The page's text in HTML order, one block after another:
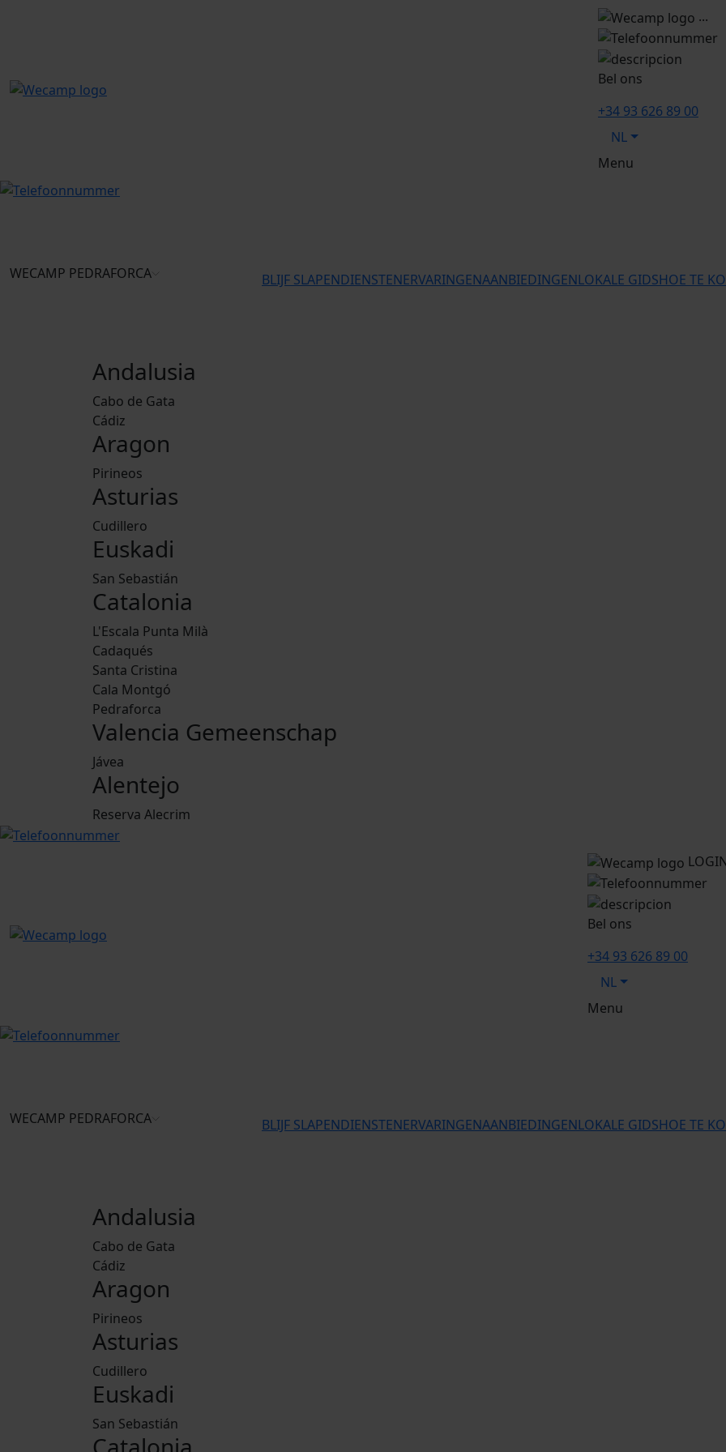
...
Bel ons
+34 93 626 89 00
NL
Menu
WECAMP PEDRAFORCA BLIJF SLAPENDIENSTENERVARINGENAANBIEDINGENLOKALE GIDSHOE TE
Andalusia
Cabo de Gata
Cádiz
Aragon
Pirineos
Asturias
Cudillero
Euskadi
San Sebastián
Catalonia
L'Escala Punta Milà
Cadaqués
Santa Cristina
Cala Montgó
Pedraforca
Valencia Gemeenschap
Jávea
Alentejo
Reserva Alecrim
Bel ons
+34 93 626 89 00
NL
Menu
WECAMP PEDRAFORCA BLIJF SLAPENDIENSTENERVARINGENAANBIEDINGENLOKALE GIDSHOE TE
Andalusia
Cabo de Gata
Cádiz
Aragon
Pirineos
Asturias
Cudillero
Euskadi
San Sebastián